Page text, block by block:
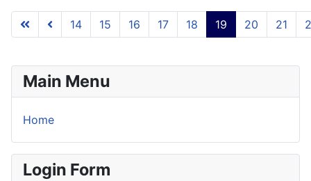
14 15 16 17 18 19 20 21
Main Menu
Home
Login Form